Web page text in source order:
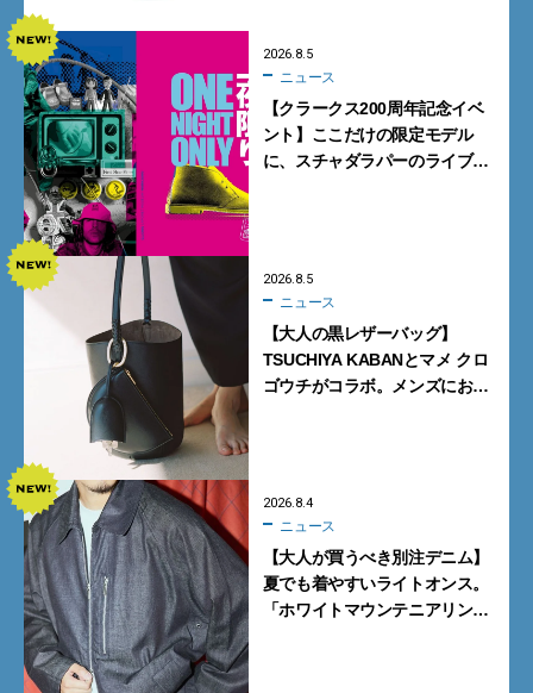
2026.8.5
ニュース
【クラークス200周年記念イベ
ント】ここだけの限定モデル
に、スチャダラパーのライブ
2026.8.5
ニュース
【大人の黒レザーバッグ】
TSUCHIYA KABANとマメ クロ
ゴウチがコラボ。メンズにおす
2026.8.4
ニュース
【大人が買うべき別注デニム】
夏でも着やすいライトオンス。
「ホワイトマウンテニアリン